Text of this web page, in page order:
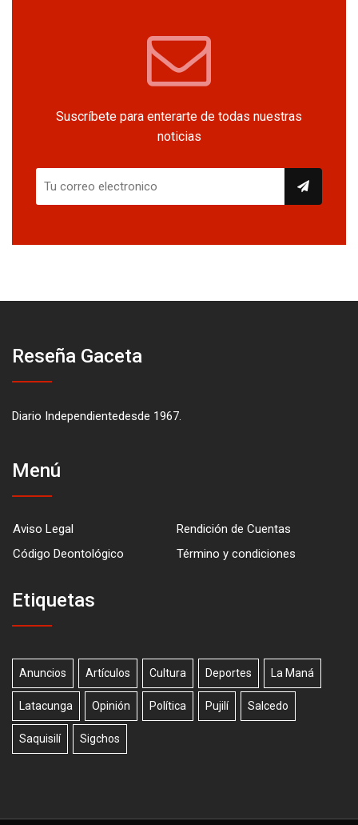
Suscríbete para enterarte de todas nuestras
noticias
Reseña Gaceta
Diario Independientedesde 1967.
Menú
Aviso Legal
Rendición de Cuentas
Código Deontológico
Término y condiciones
Etiquetas
Anuncios Artículos Cultura Deportes La Maná
Latacunga Opinión Política Pujilí Salcedo
Saquisilí Sigchos